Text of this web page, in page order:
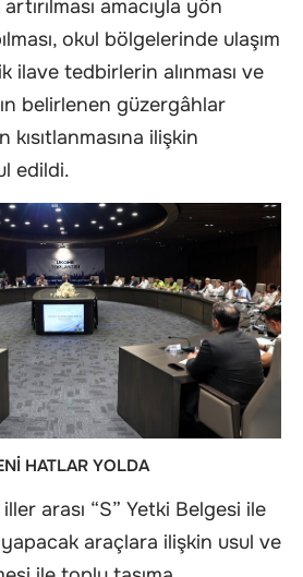
amacıyla yön
okul bölgelerinde ulaşım
ilave tedbirlerin alınması ve
belirlenen güzergâhlar
kısıtlanmasına ilişkin
edildi.
HATLAR YOLDA
arası “S” Yetki Belgesi ile
yapacak araçlara ilişkin usul ve